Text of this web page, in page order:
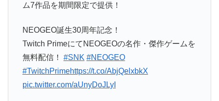
ム7作品を期間限定で提供！
NEOGEO誕生30周年記念！
Twitch PrimeにてNEOGEOの名作・傑作ゲームを
無料配信！ #SNK #NEOGEO
#TwitchPrimehttps://t.co/AbjQelxbkX
pic.twitter.com/aUnyDoJLyI